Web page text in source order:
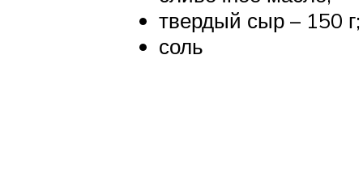
твердый сыр – 150 г;
соль